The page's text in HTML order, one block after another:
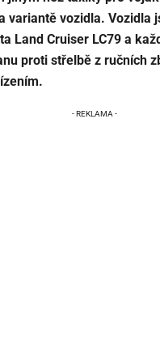
variantě vozidla. Vozidla
Land Cruiser LC79 a
proti střelbě z ručních